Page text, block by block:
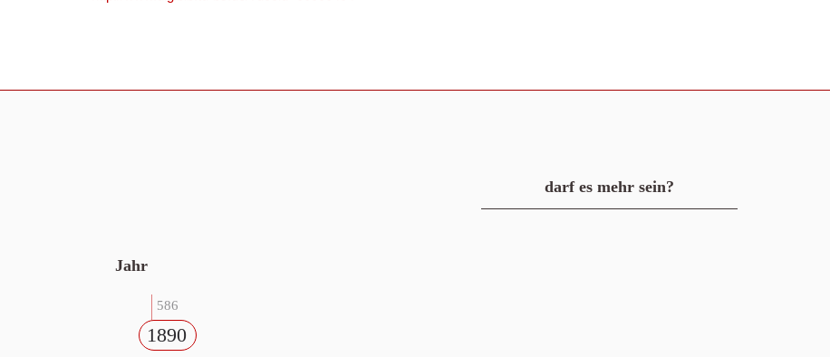
darf es mehr sein?
Jahr
586
1890